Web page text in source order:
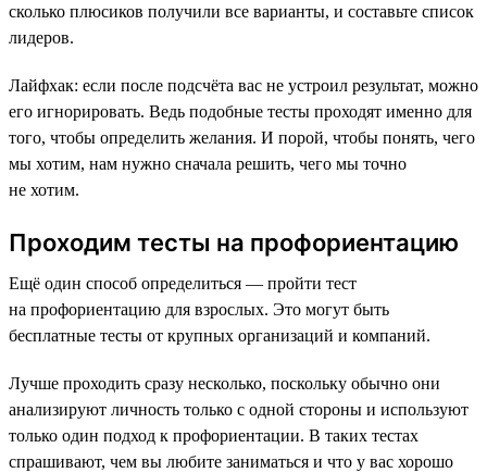
сколько плюсиков получили все варианты, и составьте список
лидеров.
Лайфхак: если после подсчёта вас не устроил результат, можно
его игнорировать. Ведь подобные тесты проходят именно для
того, чтобы определить желания. И порой, чтобы понять, чего
мы хотим, нам нужно сначала решить, чего мы точно
не хотим.
Проходим тесты на профориентацию
Ещё один способ определиться — пройти тест
на профориентацию для взрослых. Это могут быть
бесплатные тесты от крупных организаций и компаний.
Лучше проходить сразу несколько, поскольку обычно они
анализируют личность только с одной стороны и используют
только один подход к профориентации. В таких тестах
спрашивают, чем вы любите заниматься и что у вас хорошо